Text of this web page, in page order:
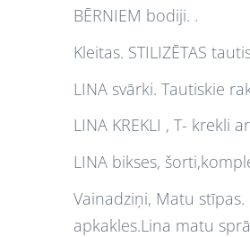
BĒRNIEM bodiji. .
Kleitas. STILIZĒTAS
LINA svārki. Tautiskie
LINA KREKLI , T- krekli
LINA bikses,
Vainadziņi, Matu stīpas.
apkakles.Lina matu